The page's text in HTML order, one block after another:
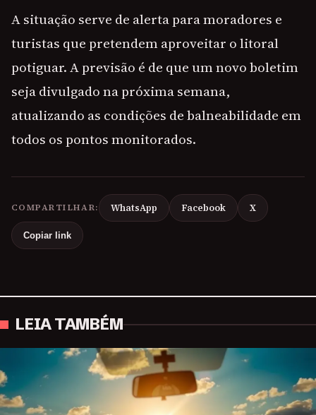
A situação serve de alerta para moradores e
turistas que pretendem aproveitar o litoral
potiguar. A previsão é de que um novo boletim
seja divulgado na próxima semana,
atualizando as condições de balneabilidade em
todos os pontos monitorados.
COMPARTILHAR: WhatsApp Facebook X
Copiar link
LEIA TAMBÉM